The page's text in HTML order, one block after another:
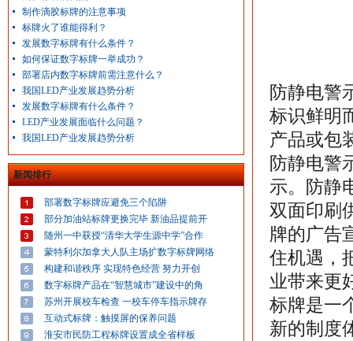
制作滴胶标牌的注意事项
标牌火了谁能得利？
发展数字标牌有什么条件？
如何保证数字标牌一举成功？
部署店内数字标牌前需注意什么？
我国LED产业发展趋势分析
发展数字标牌有什么条件？
LED产业发展面临什么问题？
我国LED产业发展趋势分析
新闻排行
部署数字标牌应避免三个陷阱
部分加油站标牌更换完毕 新油品提前开
随州一中获授“清华大学生源中学”合作
蒙特利尔加拿大人队主场扩数字标牌网络
构建和谐秩序 实现特色经营 努力开创
数字标牌产品在“智慧城市”建设中的角
苏州开展校车检查 一校车停车指示牌存
互动式标牌：触摸屏的保养问题
淮安市民防工程标牌设置成全省样板
防静电警
标识鲜明
产品或包
防静电警
示。防静
双面印刷
牌的广告
住机遇，
业带来更
标牌是一
新的制度